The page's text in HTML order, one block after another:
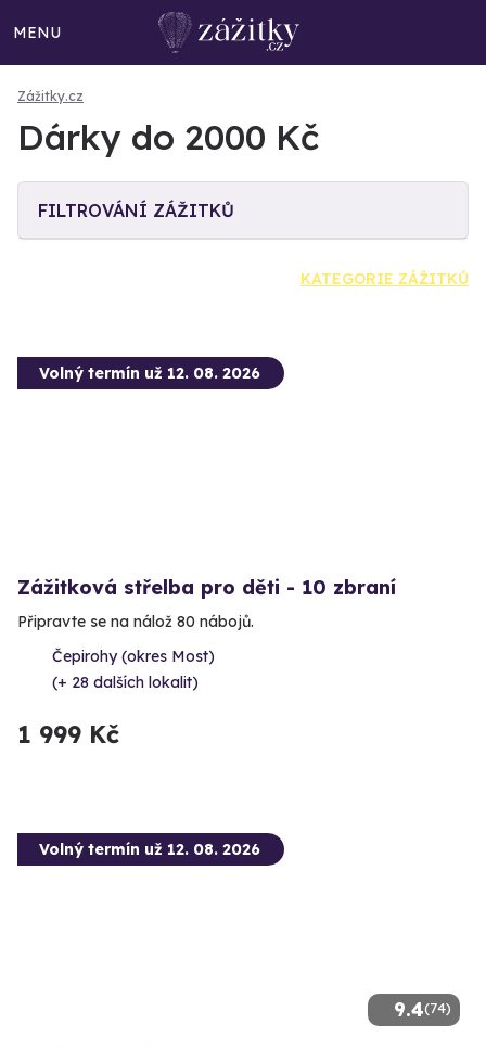
MENU
Zážitky.cz
Dárky do 2000 Kč
FILTROVÁNÍ ZÁŽITKŮ
KATEGORIE ZÁŽITKŮ
Volný termín už 12. 08. 2026
Zážitková střelba pro děti - 10 zbraní
Připravte se na nálož 80 nábojů.
Čepirohy (okres Most)
(+ 28 dalších lokalit)
1 999 Kč
9.4(74)
Volný termín už 12. 08. 2026